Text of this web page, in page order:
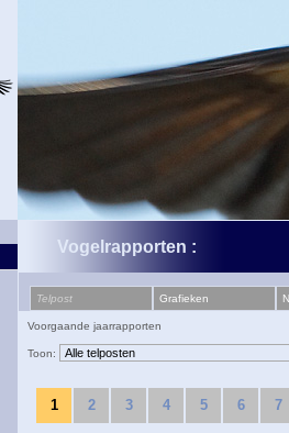
Vogelrapporten :
Telpost Grafieken
Voorgaande jaarrapporten
Toon:
1 2 3 4 5 6 7